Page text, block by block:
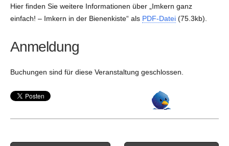
Hier finden Sie weitere Informationen über „Imkern ganz
einfach! – Imkern in der Bienenkiste“ als PDF-Datei (75.3kb).
Anmeldung
Buchungen sind für diese Veranstaltung geschlossen.
Post